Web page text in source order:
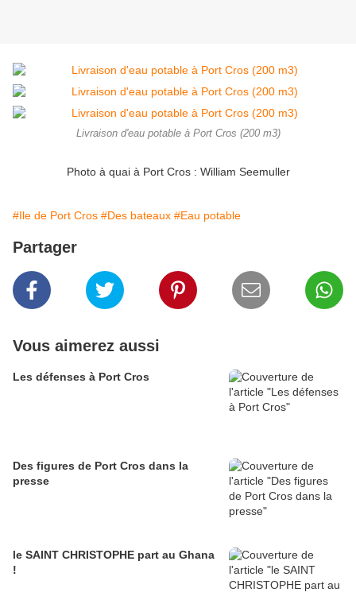
Livraison d'eau potable à Port Cros (200 m3)
Photo à quai à Port Cros : William Seemuller
#Ile de Port Cros #Des bateaux #Eau potable
Partager
Vous aimerez aussi
Les défenses à Port Cros
Des figures de Port Cros dans la
presse
le SAINT CHRISTOPHE part au Ghana
!